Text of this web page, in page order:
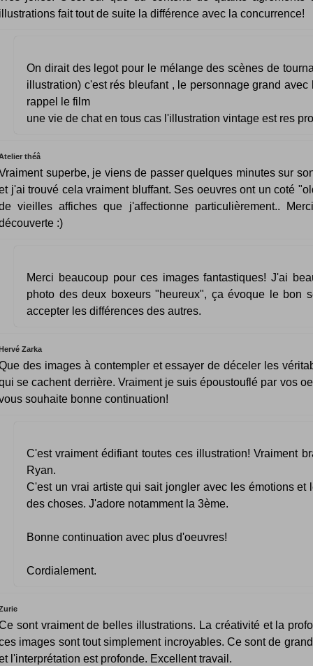
fait tout de suite la différence avec la concurrence!
On dirait des legot pour le mélange des scènes de
illustration) c'est rés bleufant , le personnage grand avec
rappel le film
une vie de chat en tous cas l'illustration vintage est res
théâ
superbe, je viens de passer quelques minutes sur
j'ai trouvé cela vraiment bluffant. Ses oeuvres ont un coté
vieilles affiches que j'affectionne particulièrement..
:)
Merci beaucoup pour ces images fantastiques! J'ai
photo des deux boxeurs "heureux", ça évoque le bon
accepter les différences des autres.
Zarka
des images à contempler et essayer de déceler les
se cachent derrière. Vraiment je suis époustouflé par vos
souhaite bonne continuation!
C'est vraiment édifiant toutes ces illustration! Vraiment
Ryan.
C'est un vrai artiste qui sait jongler avec les émotions et
des choses. J'adore notamment la 3ème.
Bonne continuation avec plus d'oeuvres!
Cordialement.
sont vraiment de belles illustrations. La créativité et la
images sont tout simplement incroyables. Ce sont de
l'interprétation est profonde. Excellent travail.